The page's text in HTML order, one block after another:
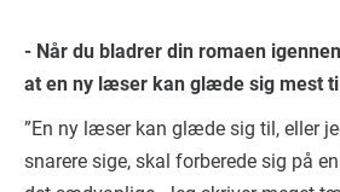
- Når du bladrer din romaen
at en ny læser kan glæde sig mest
”En ny læser kan glæde sig til, eller
snarere sige, skal forberede sig på